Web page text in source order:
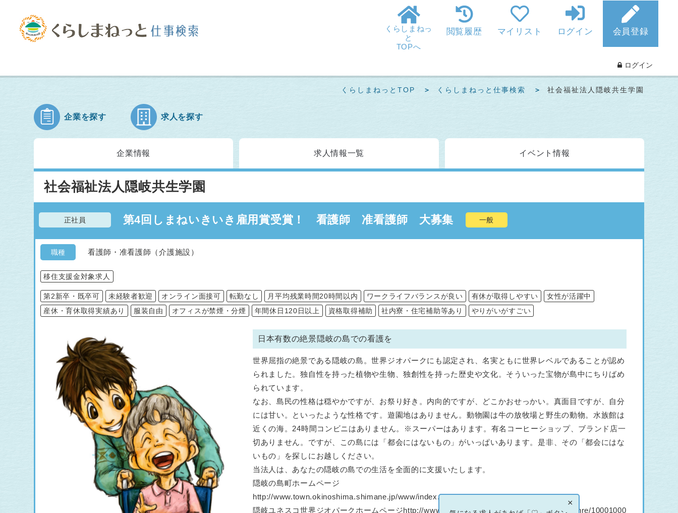
くらしまねっ
と
TOPへ
閲覧履歴 マイリスト ログイン 会員登録
ログイン
くらしまねっとTOP くらしまねっと仕事検索 社会福祉法人隠岐共生学園
企業を探す 求人を探す
企業情報 求人情報一覧 イベント情報
社会福祉法人隠岐共生学園
正社員 一般
第4回しまねいきいき雇用賞受賞！ 看護師 准看護師 大募集
職種 看護師・准看護師（介護施設）
移住支援金対象求人
第2新卒・既卒可 未経験者歓迎 オンライン面接可 転勤なし 月平均残業時間20時間以内 ワークライフバランスが良い 有休が取得しやすい
女性が活躍中
産休・育休取得実績あり
服装自由 オフィスが禁煙・分煙 年間休日120日以上 資格取得補助 社内寮・住宅補助等あり やりがいがすごい
日本有数の絶景隠岐の島での看護を
世界屈指の絶景である隠岐の島。世界ジオパークにも認定され、名実ともに世界レベルであることが認め
られました。独自性を持った植物や生物、独創性を持った歴史や文化。そういった宝物が島中にちりばめ
られています。
なお、島民の性格は穏やかですが、お祭り好き。内向的ですが、どこかおせっかい。真面目ですが、自分
には甘い。といったような性格です。遊園地はありません。動物園は牛の放牧場と野生の動物。水族館は
近くの海。24時間コンビニはありません。※スーパーはあります。有名コーヒーショップ、ブランド店一
切ありません。ですが、この島には「都会にはないもの」がいっぱいあります。是非、その「都会にはな
いもの」を探しにお越しください。
当法人は、あなたの隠岐の島での生活を全面的に支援いたします。
隠岐の島町ホームページ
http://www.town.okinoshima.shimane.jp/www/index.html
隠岐ユネスコ世界ジオパークホームページhttp://www.town.okinoshima.shimane.jp/www/genre/10001000
×